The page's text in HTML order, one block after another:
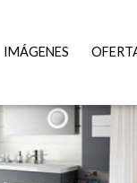
IMÁGENES